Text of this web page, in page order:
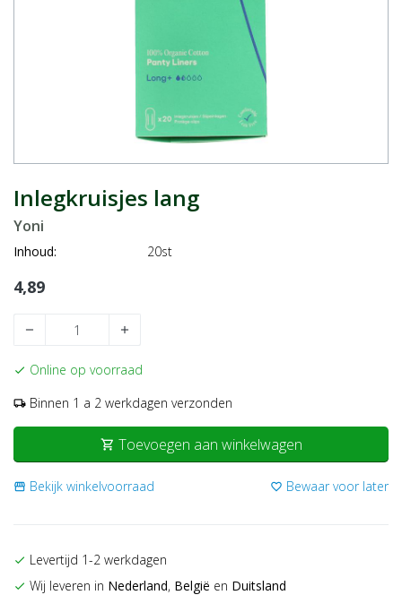
Inlegkruisjes lang
Yoni
Inhoud: 20st
4,89
remove add
check Online op voorraad
local_shipping Binnen 1 a 2 werkdagen verzonden
shopping_cart Toevoegen aan winkelwagen
storefront Bekijk winkelvoorraad favorite_border Bewaar voor later
check Levertijd 1-2 werkdagen
check Wij leveren in Nederland, België en Duitsland